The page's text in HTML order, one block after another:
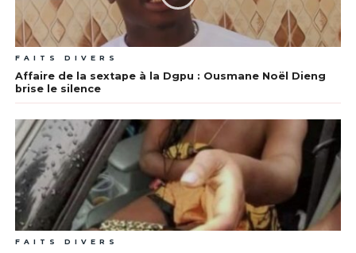
FAITS DIVERS
Affaire de la sextape à la Dgpu : Ousmane Noël Dieng
brise le silence
FAITS DIVERS